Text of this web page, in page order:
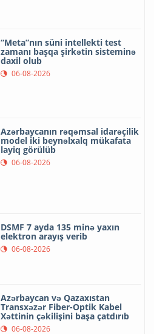
“Meta”nın süni intellekti test
zamanı başqa şirkətin sisteminə
daxil olub
06-08-2026
Azərbaycanın rəqəmsal idarəçilik
model iki beynəlxalq mükafata
layiq görülüb
06-08-2026
DSMF 7 ayda 135 minə yaxın
elektron arayış verib
06-08-2026
Azərbaycan və Qazaxıstan
Transxəzər Fiber-Optik Kabel
Xəttinin çəkilişini başa çatdırıb
06-08-2026